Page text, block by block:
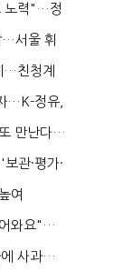
노력"…정
…서울 휘
…친청계
…K-정유,
만난다…
관·평가·
여
와요"…
에 사과…